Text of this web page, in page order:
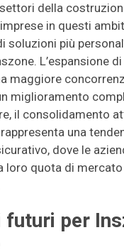
della
in questi
soluzioni più
L’espansione
maggiore
miglioramento
il consolidamento
una
dove le
loro quota di
futuri per